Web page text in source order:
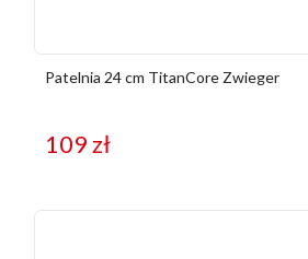
Patelnia 24 cm TitanCore Zwieger
109zł